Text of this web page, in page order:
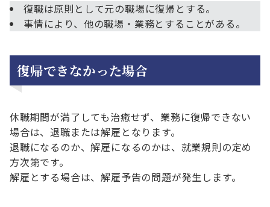
復職は原則として元の職場に復帰とする。
事情により、他の職場・業務とすることがある。
復帰できなかった場合
休職期間が満了しても治癒せず、業務に復帰できない
場合は、退職または解雇となります。
退職になるのか、解雇になるのかは、就業規則の定め
方次第です。
解雇とする場合は、解雇予告の問題が発生します。